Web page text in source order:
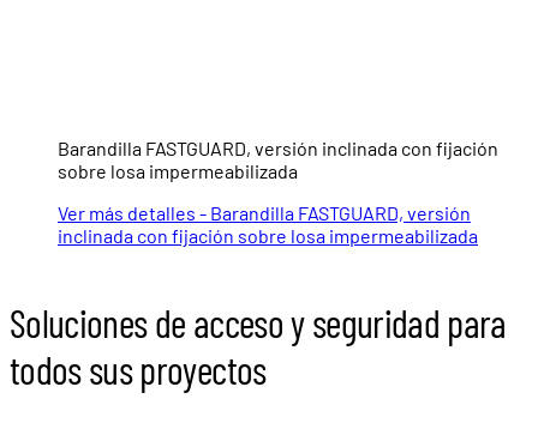
Barandilla FASTGUARD, versión inclinada con fijación
sobre losa impermeabilizada
Ver más detalles - Barandilla FASTGUARD, versión
inclinada con fijación sobre losa impermeabilizada
Soluciones de acceso y seguridad para
todos sus proyectos